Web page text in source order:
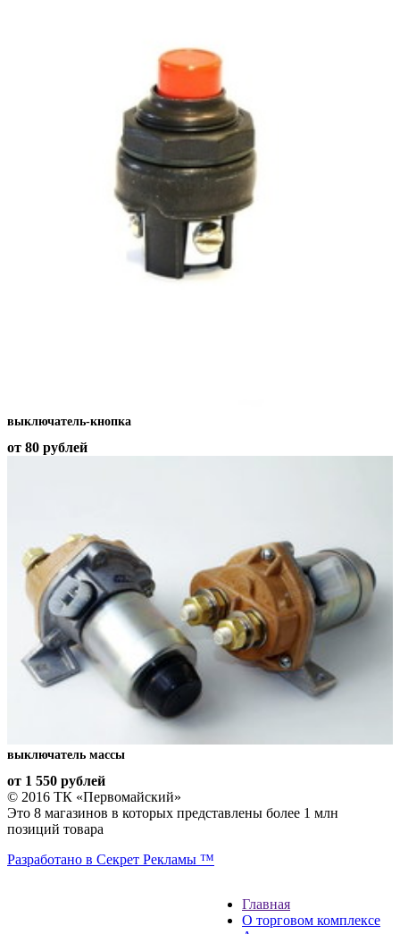
выключатель-кнопка
от 80 рублей
выключатель массы
от 1 550 рублей
© 2016 ТК «Первомайский»
Это 8 магазинов в которых представлены более 1 млн
позиций товара
Разработано в Секрет Рекламы ™
Главная
О торговом комплексе